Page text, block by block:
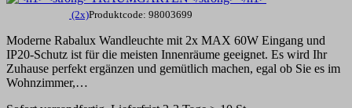
(2x)Produktcode: 98003699
Moderne Rabalux Wandleuchte mit 2x MAX 60W Eingang und
IP20-Schutz ist für die meisten Innenräume geeignet. Es wird Ihr
Zuhause perfekt ergänzen und gemütlich machen, egal ob Sie es im
Wohnzimmer,…